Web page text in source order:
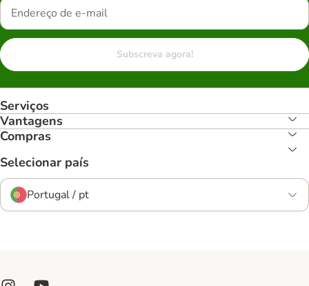
Subscreva agora!
Serviços
Vantagens
Compras
Selecionar país
Portugal / pt